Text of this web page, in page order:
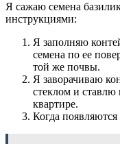
Я сажаю семена
инструкциями:
Я заполняю
семена по ее
той же почвы.
Я заворачиваю
стеклом и
квартире.
Когда